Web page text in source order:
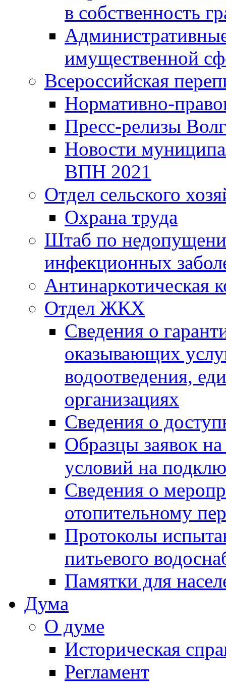
в собственность
имущественной
Всероссийская
Нормативно-
Пресс-релизы
Новости
ВПН 2021
Отдел сельского
Охрана труда
Штаб по
инфекционных
Антинаркотическая
Отдел ЖКХ
Сведения о
оказывающих
водоотведения,
организациях
Сведения о
Образцы заявок
условий на
Сведения о
отопительному
Протоколы
питьевого
Памятки для
Дума
О думе
Историческая
Регламент